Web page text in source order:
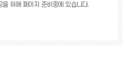
을 위해 페이지 준비중에 있습니다.